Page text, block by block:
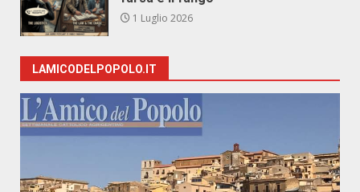
1 Luglio 2026
LAMICODELPOPOLO.IT